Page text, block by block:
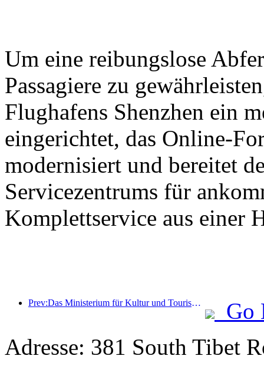
Um eine reibungslose
Passagiere zu
Flughafens Shenzhen ein
eingerichtet, das Online-
modernisiert und bereitet
Servicezentrums für
Komplettservice aus einer
Prev:Das Ministerium für Kultur und Tourismus berichtete, dass im Jahr 2025 16.994 Sehenswürdigkeiten der Kategorie A 7,51 Milliarden Besucher empfangen und Tourismuseinnahmen in Höhe von 554,49 Milliarden Yuan generiert haben.
Go
Adresse: 381 South Tibet